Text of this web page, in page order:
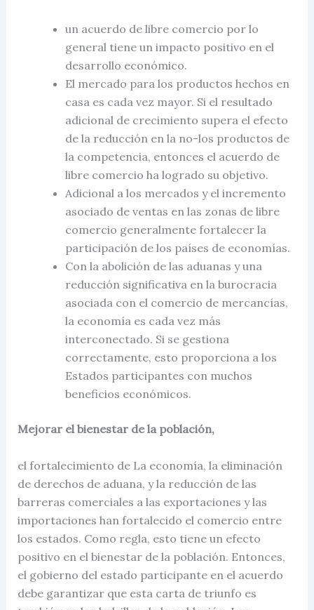
un acuerdo de libre comercio por lo
general tiene un impacto positivo en el
desarrollo económico.
El mercado para los productos hechos en
casa es cada vez mayor. Si el resultado
adicional de crecimiento supera el efecto
de la reducción en la no-los productos de
la competencia, entonces el acuerdo de
libre comercio ha logrado su objetivo.
Adicional a los mercados y el incremento
asociado de ventas en las zonas de libre
comercio generalmente fortalecer la
participación de los países de economías.
Con la abolición de las aduanas y una
reducción significativa en la burocracia
asociada conel comercio de mercancías,
la economía es cada vez más
interconectado. Si se gestiona
correctamente, esto proporciona a los
Estados participantes con muchos
beneficios económicos.
Mejorar el bienestar de la población,
el fortalecimiento de La economía, la eliminación
de derechos de aduana, y la reducción de las
barreras comerciales a las exportaciones y las
importaciones han fortalecido el comercio entre
los estados. Como regla, esto tiene un efecto
positivo en el bienestar de la población. Entonces,
el gobierno del estado participante en el acuerdo
debe garantizar que esta carta de triunfo es